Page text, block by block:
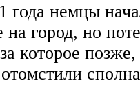
года немцы
на город, но
которое